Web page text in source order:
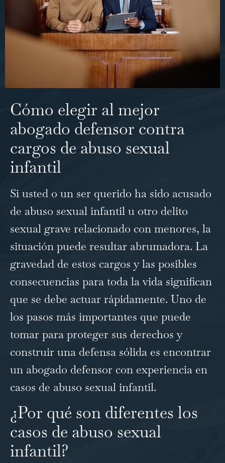
Cómo elegir al mejor
abogado defensor contra
cargos de abuso sexual
infantil
Si usted o un ser querido ha sido acusado
de abuso sexual infantil u otro delito
sexual grave relacionado con menores, la
situación puede resultar abrumadora. La
gravedad de estos cargos y las posibles
consecuencias para toda la vida significan
que se debe actuar rápidamente. Uno de
los pasos más importantes que puede
tomar para proteger sus derechos y
construir una defensa sólida es encontrar
un abogado defensor con experiencia en
casos de abuso sexual infantil.
¿Por qué son diferentes los
casos de abuso sexual
infantil?